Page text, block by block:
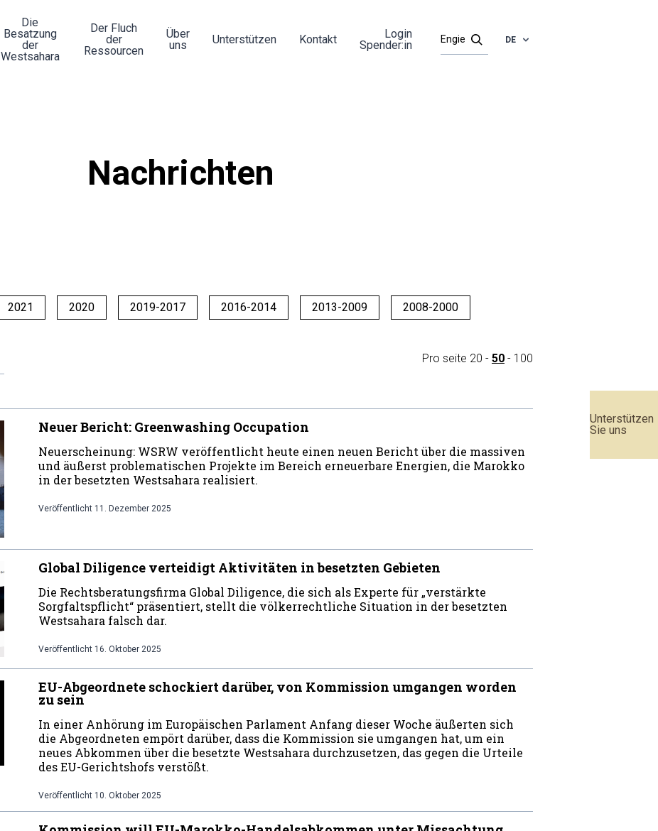
Unterstützen
Sie uns
Die
Besatzung
der
Westsahara
Der Fluch
der
Ressourcen
Über
uns
Unterstützen Kontakt
Login
Spender:in
DE
Nachrichten
2021 2020 2019-2017 2016-2014 2013-2009 2008-2000
Pro seite 20 - 50 - 100
Neuer Bericht: Greenwashing Occupation
Neuerscheinung: WSRW veröffentlicht heute einen neuen Bericht über die massiven
und äußerst problematischen Projekte im Bereich erneuerbare Energien, die Marokko
in der besetzten Westsahara realisiert.
Veröffentlicht 11. Dezember 2025
Global Diligence verteidigt Aktivitäten in besetzten Gebieten
Die Rechtsberatungsfirma Global Diligence, die sich als Experte für „verstärkte
Sorgfaltspflicht“ präsentiert, stellt die völkerrechtliche Situation in der besetzten
Westsahara falsch dar.
Veröffentlicht 16. Oktober 2025
EU-Abgeordnete schockiert darüber, von Kommission umgangen worden
zu sein
In einer Anhörung im Europäischen Parlament Anfang dieser Woche äußerten sich
die Abgeordneten empört darüber, dass die Kommission sie umgangen hat, um ein
neues Abkommen über die besetzte Westsahara durchzusetzen, das gegen die Urteile
des EU-Gerichtshofs verstößt.
Veröffentlicht 10. Oktober 2025